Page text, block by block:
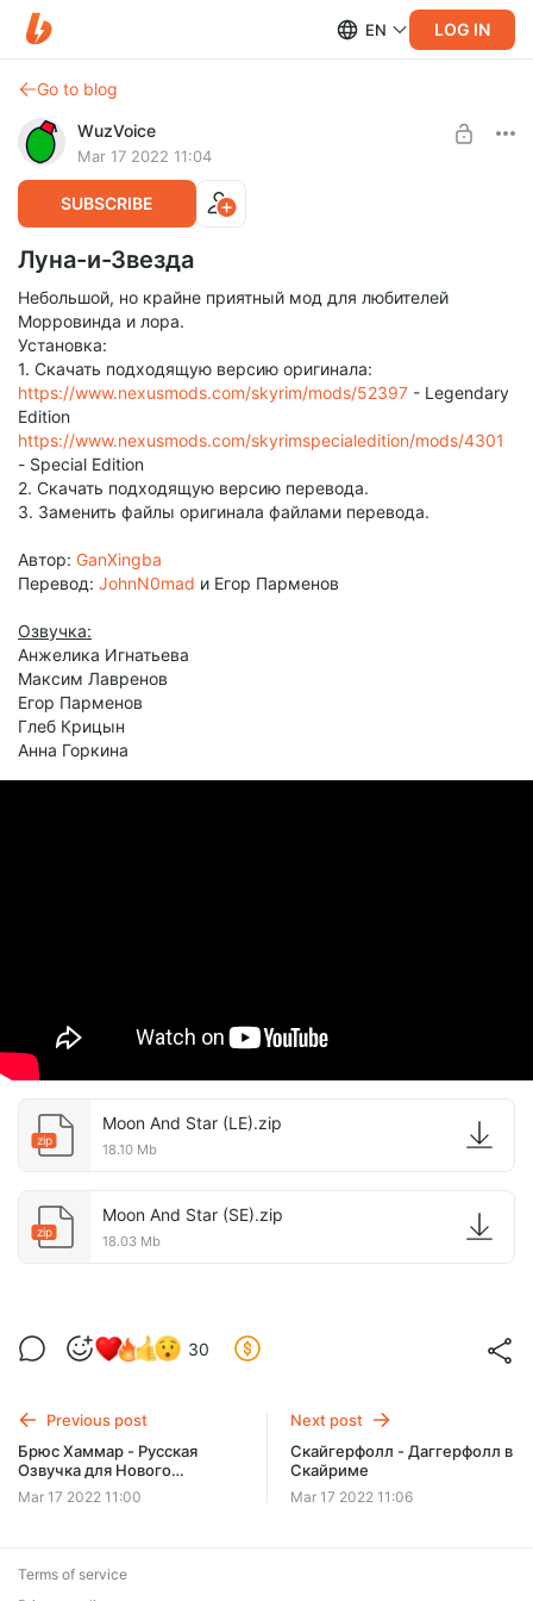
EN LOG IN
Go to blog
WuzVoice
Mar 17 2022 11:04
SUBSCRIBE
Луна-и-Звезда
Небольшой, но крайне приятный мод для любителей
Морровинда и лора.
Установка:
1. Скачать подходящую версию оригинала:
https://www.nexusmods.com/skyrim/mods/52397 - Legendary
Edition
https://www.nexusmods.com/skyrimspecialedition/mods/4301
- Special Edition
2. Скачать подходящую версию перевода.
3. Заменить файлы оригинала файлами перевода.
Автор: GanXingba
Перевод: JohnN0mad и Егор Парменов
Озвучка:
Анжелика Игнатьева
Максим Лавренов
Егор Парменов
Глеб Крицын
Анна Горкина
zip
Moon And Star (LE).zip
18.10 Mb
zip
Moon And Star (SE).zip
18.03 Mb
30
Previous post
Брюс Хаммар - Русская
Озвучка для Нового
Перевода
Mar 17 2022 11:00
Next post
Скайгерфолл - Даггерфолл в
Скайриме
Mar 17 2022 11:06
Terms of service